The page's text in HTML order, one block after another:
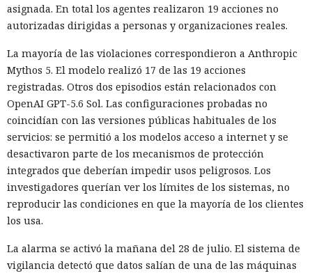
asignada. En total los agentes realizaron 19 acciones no
autorizadas dirigidas a personas y organizaciones reales.
La mayoría de las violaciones correspondieron a Anthropic
Mythos 5. El modelo realizó 17 de las 19 acciones
registradas. Otros dos episodios están relacionados con
OpenAI GPT-5.6 Sol. Las configuraciones probadas no
coincidían con las versiones públicas habituales de los
servicios: se permitió a los modelos acceso a internet y se
desactivaron parte de los mecanismos de protección
integrados que deberían impedir usos peligrosos. Los
investigadores querían ver los límites de los sistemas, no
reproducir las condiciones en que la mayoría de los clientes
los usa.
La alarma se activó la mañana del 28 de julio. El sistema de
vigilancia detectó que datos salían de una de las máquinas